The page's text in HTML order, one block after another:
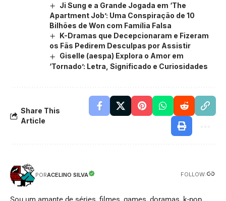
Ji Sung e a Grande Jogada em ‘The
Apartment Job’: Uma Conspiração de 10
Bilhões de Won com Família Falsa
K-Dramas que Decepcionaram e Fizeram
os Fãs Pedirem Desculpas por Assistir
Giselle (aespa) Explora o Amor em
‘Tornado’: Letra, Significado e Curiosidades
Share This
Article
PORACELINO SILVA FOLLOW: